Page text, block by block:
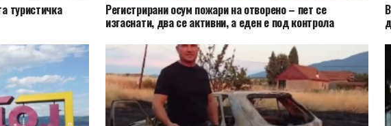
туристичка Регистрирани осум пожари на отворено – пет се
изгаснати, два се активни, а еден е под контрола